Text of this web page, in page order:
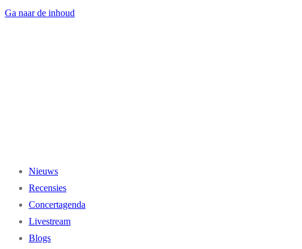
Ga naar de inhoud
Nieuws
Recensies
Concertagenda
Livestream
Blogs